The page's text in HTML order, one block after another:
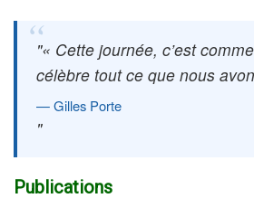
« Cette journée, c’est
célèbre tout ce que nous
Gilles Porte
Publications